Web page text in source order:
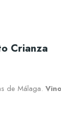
Crianza
de Málaga.